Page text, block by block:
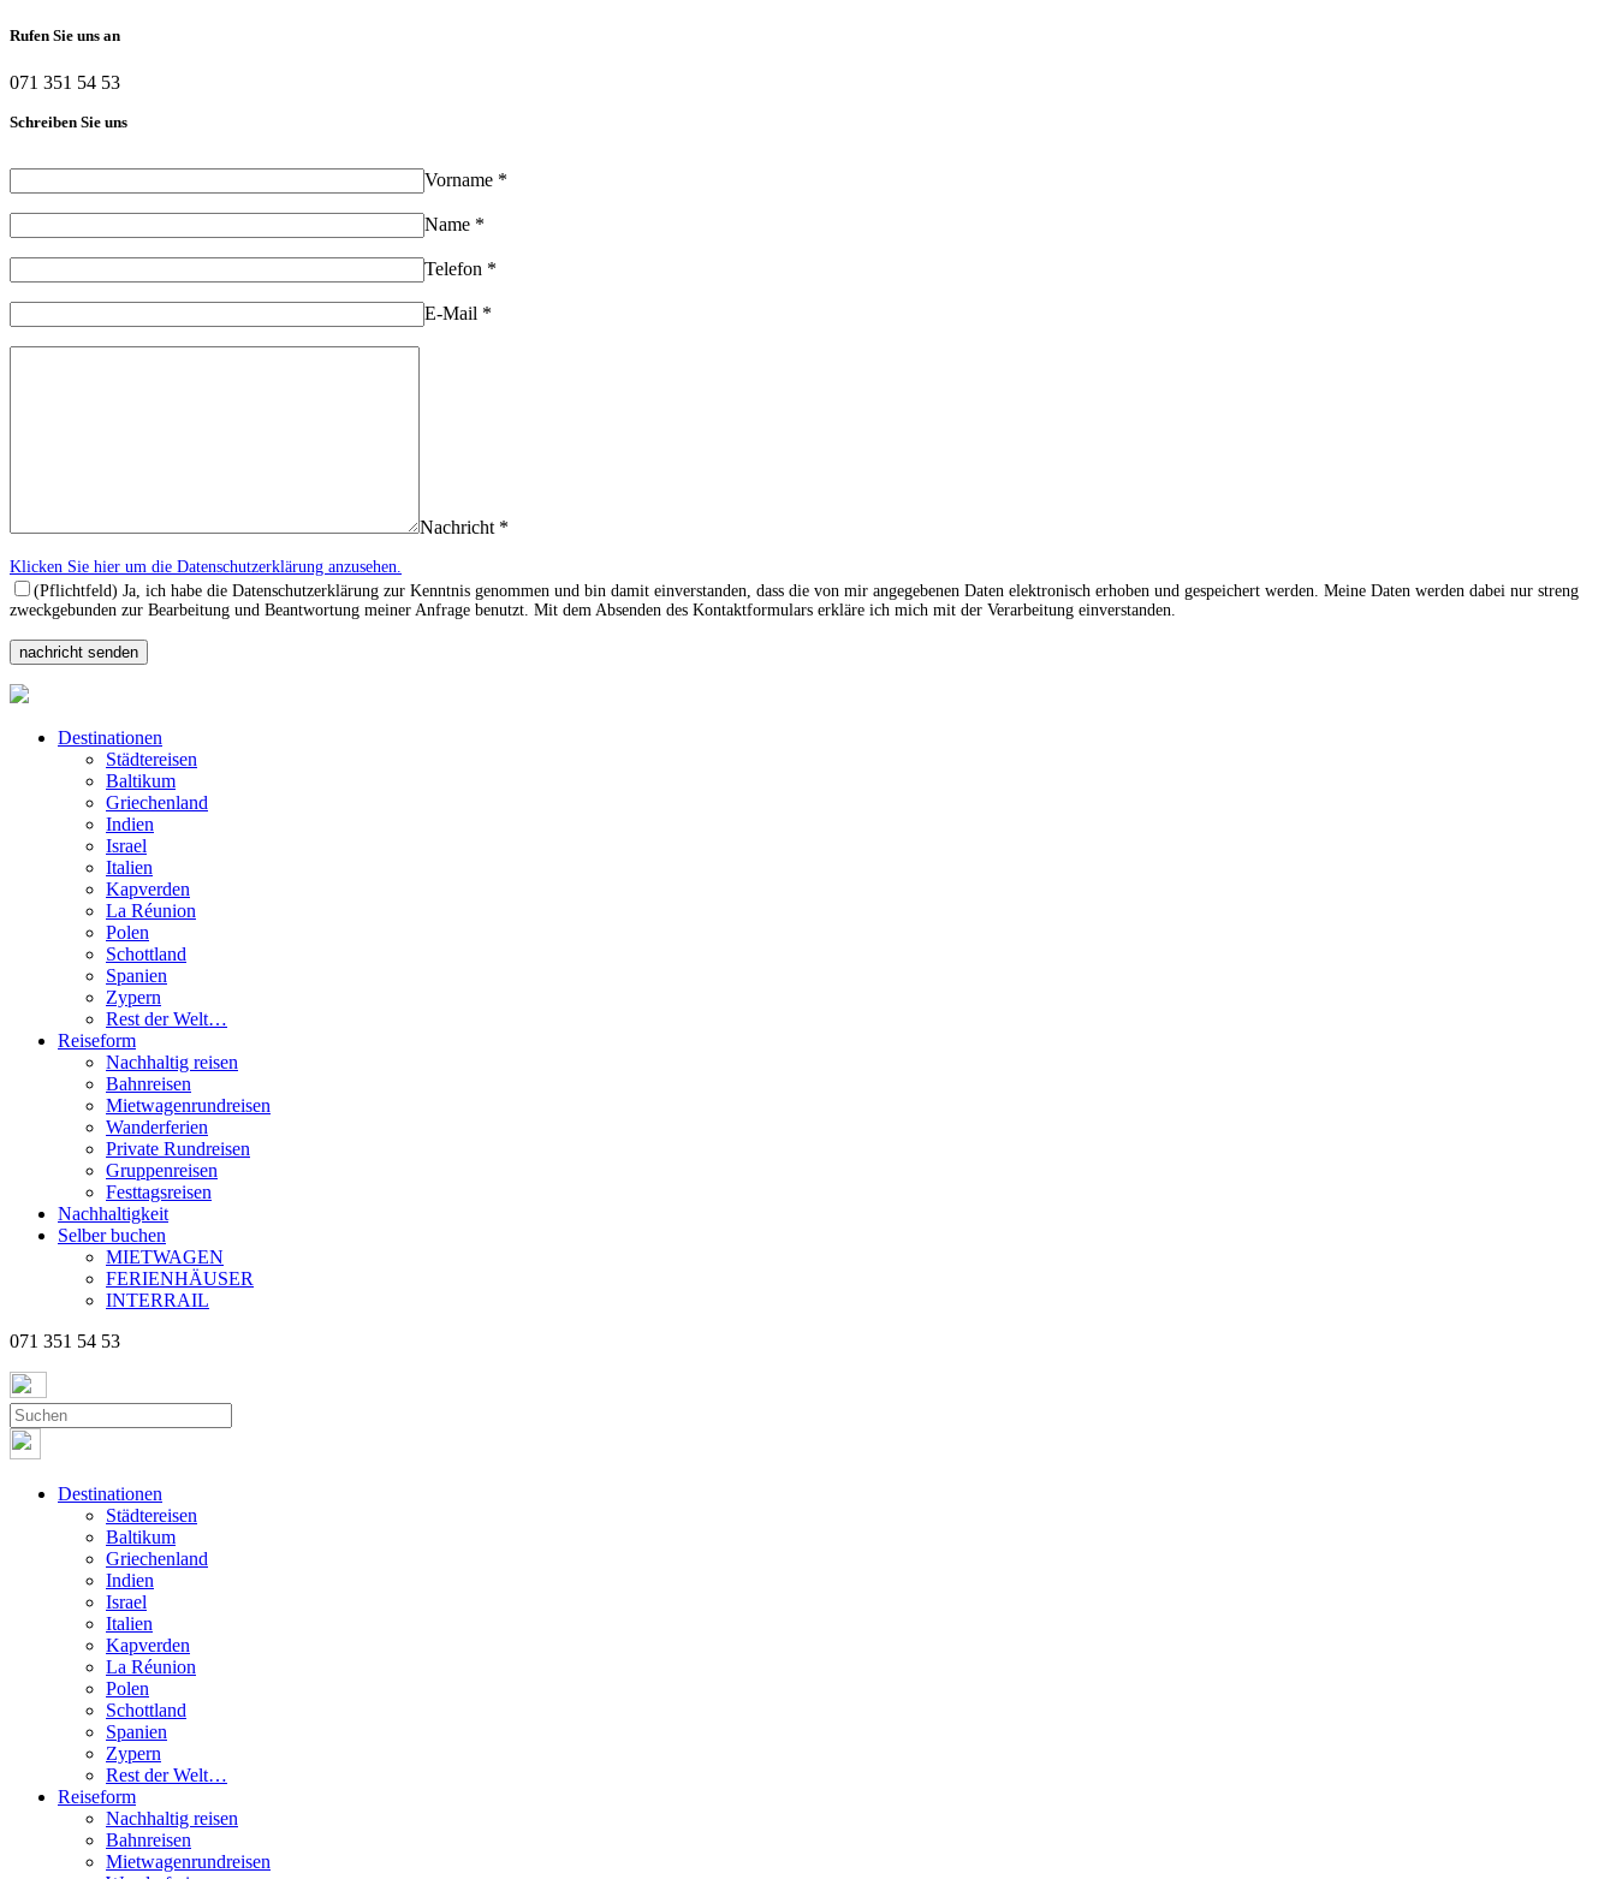
Rufen Sie uns an
071 351 54 53
Schreiben Sie uns
Vorname *
Name *
Telefon *
E-Mail *
Nachricht *
Klicken Sie hier um die Datenschutzerklärung anzusehen.
(Pflichtfeld) Ja, ich habe die Datenschutzerklärung zur Kenntnis genommen und bin damit einverstanden, dass die von mir angegebenen Daten elektronisch erhoben und gespeichert werden. Meine Daten werden dabei nur streng
zweckgebunden zur Bearbeitung und Beantwortung meiner Anfrage benutzt. Mit dem Absenden des Kontaktformulars erkläre ich mich mit der Verarbeitung einverstanden.
Destinationen
Städtereisen
Baltikum
Griechenland
Indien
Israel
Italien
Kapverden
La Réunion
Polen
Schottland
Spanien
Zypern
Rest der Welt…
Reiseform
Nachhaltig reisen
Bahnreisen
Mietwagenrundreisen
Wanderferien
Private Rundreisen
Gruppenreisen
Festtagsreisen
Nachhaltigkeit
Selber buchen
MIETWAGEN
FERIENHÄUSER
INTERRAIL
071 351 54 53
Destinationen
Städtereisen
Baltikum
Griechenland
Indien
Israel
Italien
Kapverden
La Réunion
Polen
Schottland
Spanien
Zypern
Rest der Welt…
Reiseform
Nachhaltig reisen
Bahnreisen
Mietwagenrundreisen